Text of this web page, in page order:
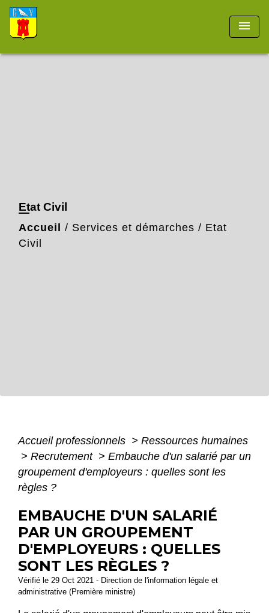
menu
Etat Civil
Accueil / Services et démarches / Etat
Civil
Accueil professionnels > Ressources humaines
> Recrutement > Embauche d'un salarié par un
groupement d'employeurs : quelles sont les
règles ?
EMBAUCHE D'UN SALARIÉ
PAR UN GROUPEMENT
D'EMPLOYEURS : QUELLES
SONT LES RÈGLES ?
Vérifié le 29 Oct 2021 - Direction de l'information légale et
administrative (Première ministre)